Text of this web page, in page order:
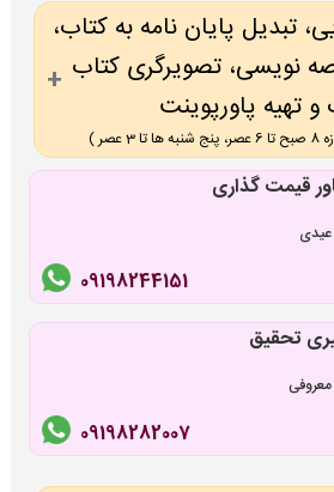
تبدیل پایان نامه به کتاب،
نویسی، تصویرگری کتاب
تهیه پاورپوینت
عصر )
قیمت گذاری
عیدی
09198244151
تحقیق
09198282007